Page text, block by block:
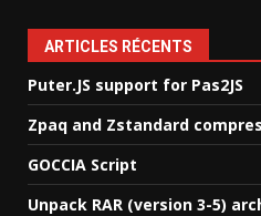
ARTICLES RÉCENTS
Puter.JS support for Pas2JS
Zpaq and Zstandard
GOCCIA Script
Unpack RAR (version 3-5)